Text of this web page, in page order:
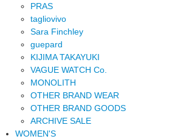
PRAS
tagliovivo
Sara Finchley
guepard
KIJIMA TAKAYUKI
VAGUE WATCH Co.
MONOLITH
OTHER BRAND WEAR
OTHER BRAND GOODS
ARCHIVE SALE
WOMEN'S